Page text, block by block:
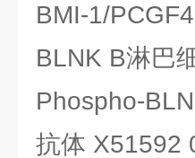
BMI-1/
BLNK B淋巴
Phospho-
抗体 X51592